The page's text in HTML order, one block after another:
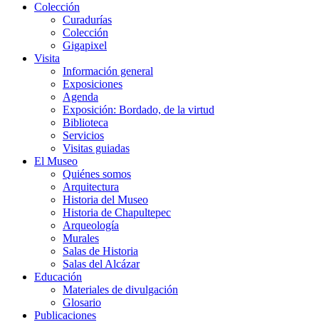
Colección
Curadurías
Colección
Gigapixel
Visita
Información general
Exposiciones
Agenda
Exposición: Bordado, de la virtud
Biblioteca
Servicios
Visitas guiadas
El Museo
Quiénes somos
Arquitectura
Historia del Museo
Historia de Chapultepec
Arqueología
Murales
Salas de Historia
Salas del Alcázar
Educación
Materiales de divulgación
Glosario
Publicaciones